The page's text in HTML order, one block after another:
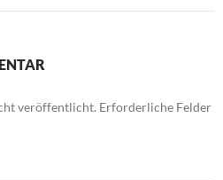
veröffentlicht. Erforderliche Felder